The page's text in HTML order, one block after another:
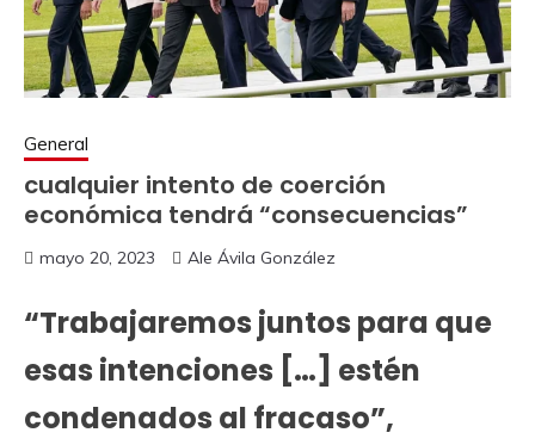
General
cualquier intento de coerción
económica tendrá “consecuencias”
mayo 20, 2023 Ale Ávila González
“Trabajaremos juntos para que
esas intenciones […] estén
condenados al fracaso”,